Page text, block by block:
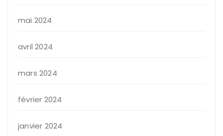
mai 2024
avril 2024
mars 2024
février 2024
janvier 2024